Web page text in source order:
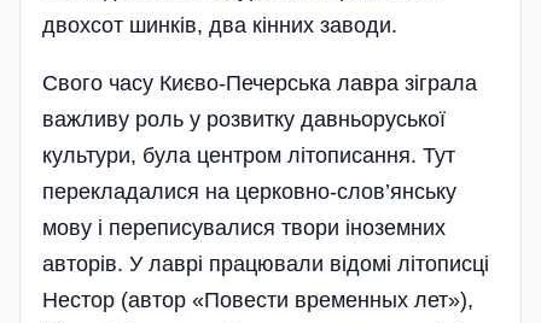
двохсот шинків, два кінних заводи.
Свого часу Києво-Печерська лавра зіграла
важливу роль у розвитку давньоруської
культури, була центром літописання. Тут
перекладалися на церковно-слов’янську
мову і переписувалися твори іноземних
авторів. У лаврі працювали відомі літописці
Нестор (автор «Повести временных лет»),